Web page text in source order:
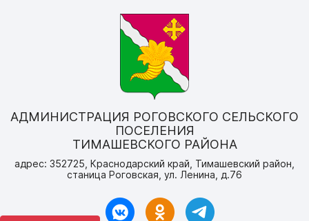
АДМИНИСТРАЦИЯ РОГОВСКОГО СЕЛЬСКОГО
ПОСЕЛЕНИЯ
ТИМАШЕВСКОГО РАЙОНА
адрес: 352725, Краснодарский край, Тимашевский район,
станица Роговская, ул. Ленина, д.76